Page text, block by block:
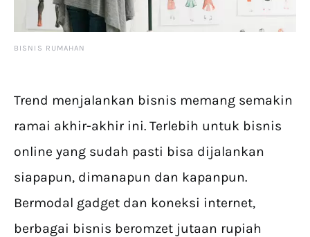
BISNIS RUMAHAN
Trend menjalankan bisnis memang semakin
ramai akhir-akhir ini. Terlebih untuk bisnis
online yang sudah pasti bisa dijalankan
siapapun, dimanapun dan kapanpun.
Bermodal gadget dan koneksi internet,
berbagai bisnis beromzet jutaan rupiah